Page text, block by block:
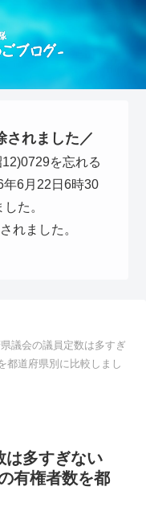
れました／
を忘れる
6月22日6時30
た。
れました。
議会の議員定数は多すぎ
都道府県別に比較しまし
は多すぎない
有権者数を都